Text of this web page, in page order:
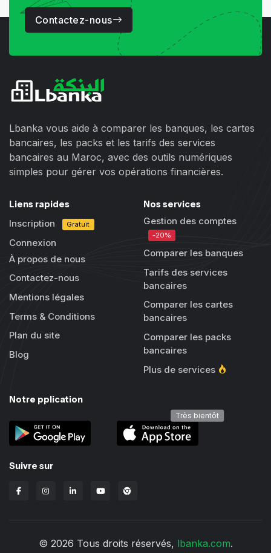
Contactez-nous
Lbanka vous aide à comparer les banques, les cartes
bancaires, les packs et les tarifs des services
bancaires au Maroc, avec des outils numériques
simples pour gérer vos opérations financières.
Liens rapides
Inscription Gratuit
Connexion
À propos de nous
Contactez-nous
Mentions légales
Terms & Conditions
Plan du site
Blog
Nos services
Gestion des comptes
-20%
Comparer les banques
Tarifs des services
bancaires
Comparer les cartes
bancaires
Comparer les packs
bancaires
Plus de services
Notre pplication
Très bientôt
Suivre sur
Extension Chrome Lbanka
© 2026 Tous droits réservés, lbanka.com.